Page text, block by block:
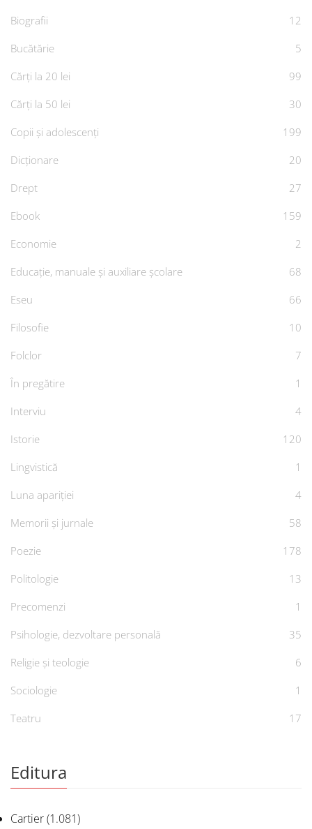
Biografii
12
Bucătărie
5
Cărți la 20 lei
99
Cărți la 50 lei
30
Copii și adolescenți
199
Dicționare
20
Drept
27
Ebook
159
Economie
2
Educație, manuale și auxiliare școlare
68
Eseu
66
Filosofie
10
Folclor
7
În pregătire
1
Interviu
4
Istorie
120
Lingvistică
1
Luna apariției
4
Memorii și jurnale
58
Poezie
178
Politologie
13
Precomenzi
1
Psihologie, dezvoltare personală
35
Religie și teologie
6
Sociologie
1
Teatru
17
Editura
Cartier(1.081)